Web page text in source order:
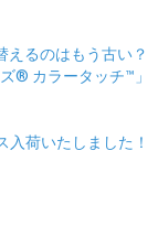
えるのはもう古い？
® カラータッチ™」
入荷いたしました！